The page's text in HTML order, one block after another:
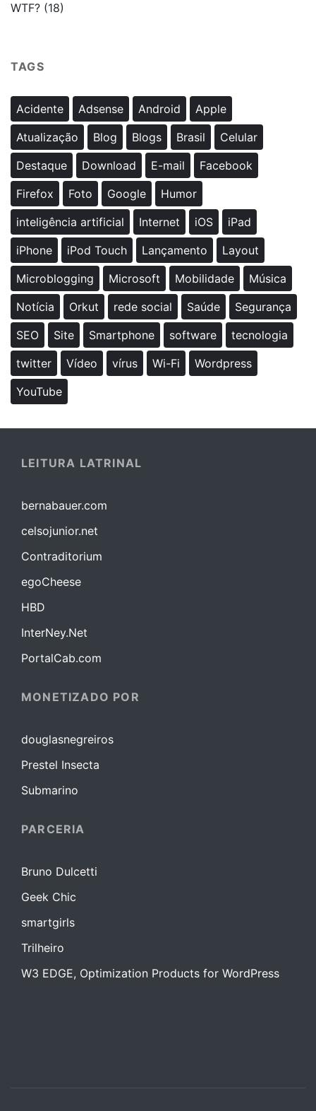
WTF? (18)
TAGS
Acidente Adsense Android
Apple
Atualização
Blog Blogs Brasil
Celular
Destaque
Download E-mail
Facebook
Firefox
Foto Google
Humor
inteligência artificial
Internet iOS
iPad
iPhone
iPod Touch Lançamento
Layout
Microblogging
Microsoft Mobilidade
Música
Notícia
Orkut rede social Saúde
Segurança
SEO
Site Smartphone software
tecnologia
twitter
Vídeo vírus Wi-Fi
Wordpress
YouTube
LEITURA LATRINAL
bernabauer.com
celsojunior.net
Contraditorium
egoCheese
HBD
InterNey.Net
PortalCab.com
MONETIZADO POR
douglasnegreiros
Prestel Insecta
Submarino
PARCERIA
Bruno Dulcetti
Geek Chic
smartgirls
Trilheiro
W3 EDGE, Optimization Products for WordPress